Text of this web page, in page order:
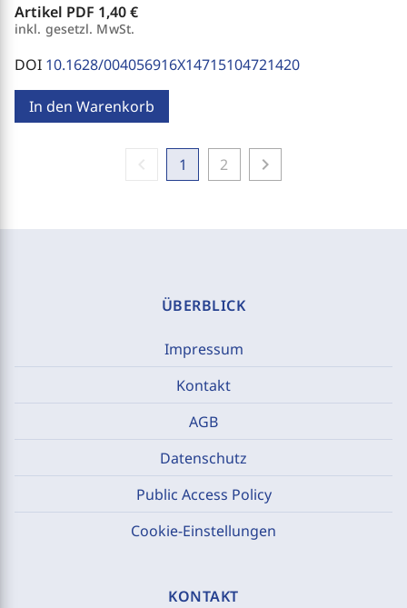
Artikel PDF 1,40 €
inkl. gesetzl. MwSt.
DOI 10.1628/004056916X14715104721420
In den Warenkorb
1 2 chevron_right
ÜBERBLICK
Impressum
Kontakt
AGB
Datenschutz
Public Access Policy
Cookie-Einstellungen
KONTAKT